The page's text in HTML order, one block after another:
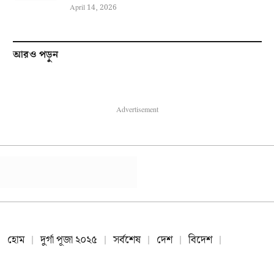
April 14, 2026
আরও পড়ুন
Advertisement
হোম দুর্গা পূজা ২০২৫ সর্বশেষ দেশ
বিদেশ